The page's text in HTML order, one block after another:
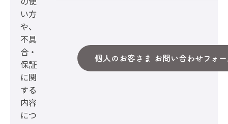
い方
や、
不具
合・
保証
に関
する
内容
につ
個人のお客さま お問い合わせフォー